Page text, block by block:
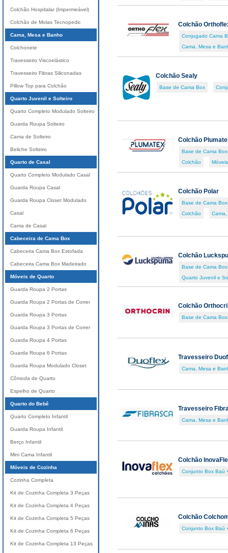
Colchão
Conjugado Cama
Cama, Mesa e
Colchão Sealy
Base de Cama Box
Colchão
Base de Cama Box
Colchão
Colchão Polar
Base de Cama Box
Colchão
Colchão
Base de Cama Box
Quarto Juvenil e
Colchão
Base de Cama Box
Travesseiro
Cama, Mesa e
Travesseiro
Cama, Mesa e
Colchão
Conjunto Box Baú
Colchão
Conjunto Box Baú
Colchão Hospitalar (Impermeável)
Colchão de Molas Tecnopedic
Cama, Mesa e Banho
Colchonete
Travesseiro Viscoelástico
Travesseiro Fibras Siliconadas
Pillow Top para Colchão
Quarto Juvenil e Solteiro
Quarto Completo Modulado Solteiro
Guarda Roupa Solteiro
Cama de Solteiro
Beliche Solteiro
Quarto de Casal
Quarto Completo Modulado Casal
Guarda Roupa Casal
Guarda Roupa Closet Modulado
Casal
Cama de Casal
Cabeceira de Cama Box
Cabeceira Cama Box Estofada
Cabeceira Cama Box Madeirado
Móveis de Quarto
Guarda Roupa 2 Portas
Guarda Roupa 2 Portas de Correr
Guarda Roupa 3 Portas
Guarda Roupa 3 Portas de Correr
Guarda Roupa 4 Portas
Guarda Roupa 6 Portas
Guarda Roupa Modulado Closet
Cômoda de Quarto
Espelho de Quarto
Quarto do Bebê
Quarto Completo Infantil
Guarda Roupa Infantil
Berço Infantil
Mini Cama Infantil
Móveis de Cozinha
Cozinha Completa
Kit de Cozinha Completa 3 Peças
Kit de Cozinha Completa 4 Peças
Kit de Cozinha Completa 5 Peças
Kit de Cozinha Completa 6 Peças
Kit de Cozinha Completa 13 Peças